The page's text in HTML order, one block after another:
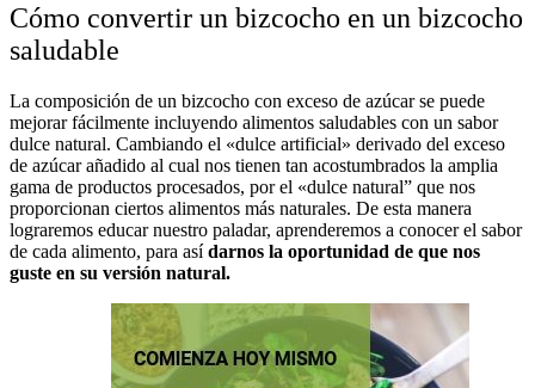
Cómo convertir un bizcocho en un bizcocho
saludable
La composición de un bizcocho con exceso de azúcar se puede
mejorar fácilmente incluyendo alimentos saludables con un sabor
dulce natural. Cambiando el «dulce artificial» derivado del exceso
de azúcar añadido al cual nos tienen tan acostumbrados la amplia
gama de productos procesados, por el «dulce natural” que nos
proporcionan ciertos alimentos más naturales. De esta manera
lograremos educar nuestro paladar, aprenderemos a conocer el sabor
de cada alimento, para asídarnos la oportunidad de que nos
guste en su versión natural.